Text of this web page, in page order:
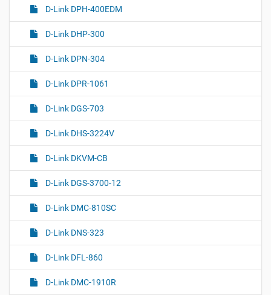
D-Link DPH-400EDM
D-Link DHP-300
D-Link DPN-304
D-Link DPR-1061
D-Link DGS-703
D-Link DHS-3224V
D-Link DKVM-CB
D-Link DGS-3700-12
D-Link DMC-810SC
D-Link DNS-323
D-Link DFL-860
D-Link DMC-1910R